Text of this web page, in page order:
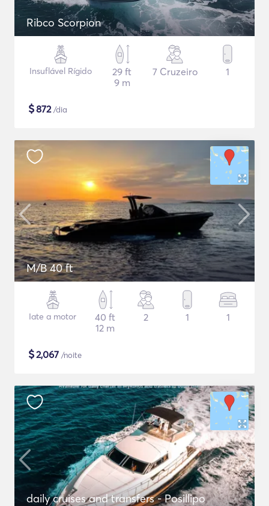
Ribco Scorpion
Insuflável Rígido
29 ft
9 m
7 Cruzeiro 1
$872/dia
M/B 40 ft
Iate a motor
40 ft
12 m
2 1 1
$2,067 /noite
daily cruises and transfers - Posillipo